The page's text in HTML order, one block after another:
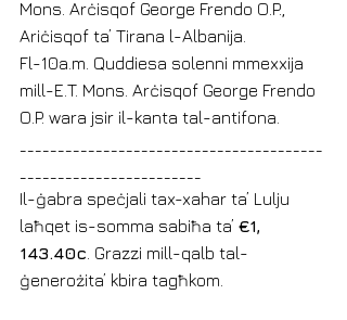
Mons. Arċisqof George Frendo O.P.,
Ariċisqof ta’ Tirana l-Albanija.
Fl-10a.m. Quddiesa solenni mmexxija
mill-E.T. Mons. Arċisqof George Frendo
O.P. wara jsir il-kanta tal-antifona.
Il-ġabra speċjali tax-xahar ta’ Lulju
laħqet is-somma sabiħa ta’ €1,
143.40c . Grazzi mill-qalb tal-
ġenerożita’ kbira tagħkom.